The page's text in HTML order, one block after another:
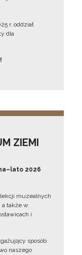
r. oddział
dla
ZIEMI
2026
muzealnych
a także w
i
sposób
naszego